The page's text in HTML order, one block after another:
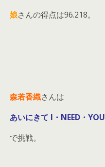
娘さんの得点は96.218。
森若香織さんは
あいにきて I・NEED・
で挑戦。